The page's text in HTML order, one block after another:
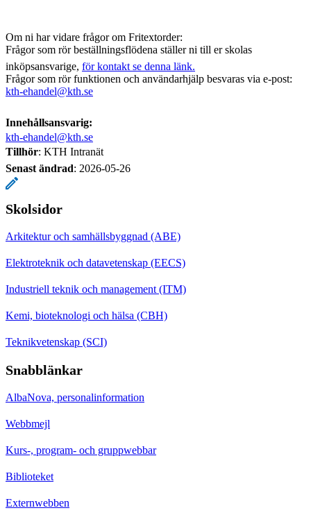
Om ni har vidare frågor om Fritextorder:
Frågor som rör beställningsflödena ställer ni till er skolas
inköpsansvarige, för kontakt se denna länk.
Frågor som rör funktionen och användarhjälp besvaras via e-post:
kth-ehandel@kth.se
Innehållsansvarig:
kth-ehandel@kth.se
Tillhör: KTH Intranät
Senast ändrad: 2026-05-26
Skolsidor
Arkitektur och samhällsbyggnad (ABE)
Elektroteknik och datavetenskap (EECS)
Industriell teknik och management (ITM)
Kemi, bioteknologi och hälsa (CBH)
Teknikvetenskap (SCI)
Snabblänkar
AlbaNova, personalinformation
Webbmejl
Kurs-, program- och gruppwebbar
Biblioteket
Externwebben